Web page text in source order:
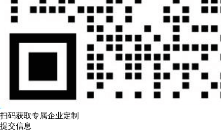
扫码获取专属企业定制
提交信息